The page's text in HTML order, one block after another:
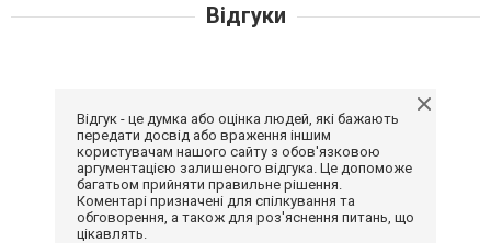
Відгуки
Відгук - це думка або оцінка людей, які бажають
передати досвід або враження іншим
користувачам нашого сайту з обов'язковою
аргументацією залишеного відгука. Це допоможе
багатьом прийняти правильне рішення.
Коментарі призначені для спілкування та
обговорення, а також для роз'яснення питань, що
цікавлять.